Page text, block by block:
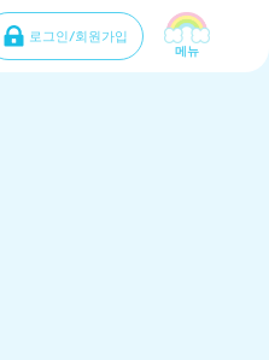
로그인/회원가입
메뉴